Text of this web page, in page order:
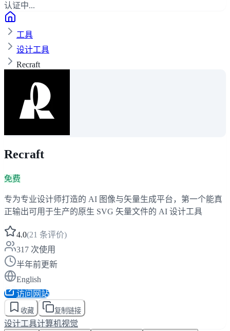
认证中...
工具
设计工具
Recraft
Recraft
免费
专为专业设计师打造的 AI 图像与矢量生成平台，第一个能真
正输出可用于生产的原生 SVG 矢量文件的 AI 设计工具
4.0(21 条评价)
317 次使用
半年前更新
English
访问网站
收藏 复制链接
设计工具计算机视觉